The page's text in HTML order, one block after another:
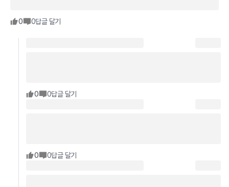
0 0답글 달기
0 0답글 달기
0 0답글 달기